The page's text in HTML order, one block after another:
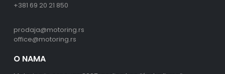
+381 69 20 21 850
prodaja@motoring.rs
office@motoring.rs
O NAMA